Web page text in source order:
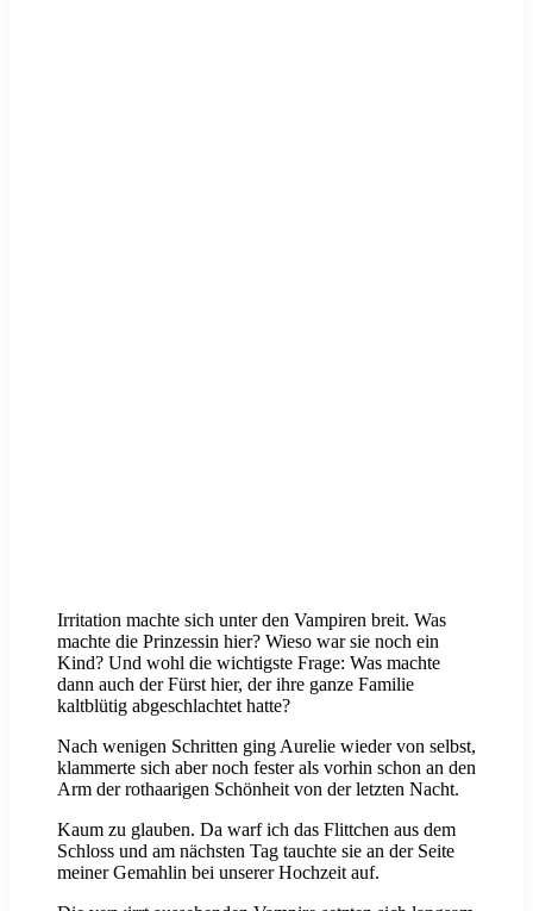
Irritation machte sich unter den Vampiren breit. Was
machte die Prinzessin hier? Wieso war sie noch ein
Kind? Und wohl die wichtigste Frage: Was machte
dann auch der Fürst hier, der ihre ganze Familie
kaltblütig abgeschlachtet hatte?
Nach wenigen Schritten ging Aurelie wieder von selbst,
klammerte sich aber noch fester als vorhin schon an den
Arm der rothaarigen Schönheit von der letzten Nacht.
Kaum zu glauben. Da warf ich das Flittchen aus dem
Schloss und am nächsten Tag tauchte sie an der Seite
meiner Gemahlin bei unserer Hochzeit auf.